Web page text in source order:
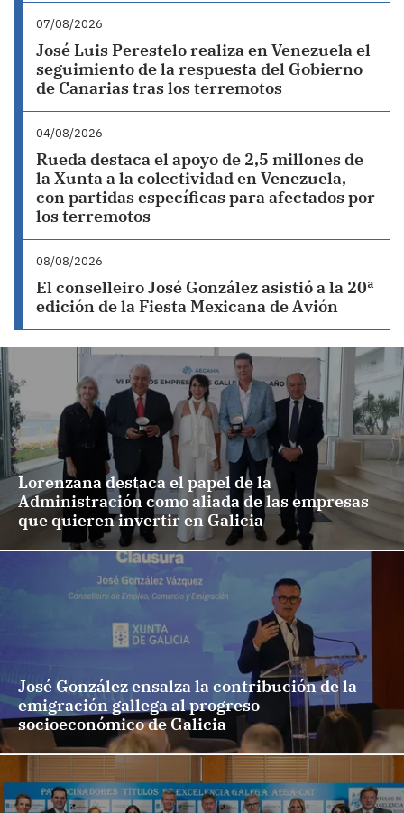
07/08/2026
José Luis Perestelo realiza en Venezuela el
seguimiento de la respuesta del Gobierno
de Canarias tras los terremotos
04/08/2026
Rueda destaca el apoyo de 2,5 millones de
la Xunta a la colectividad en Venezuela,
con partidas específicas para afectados por
los terremotos
08/08/2026
El conselleiro José González asistió a la 20ª
edición de la Fiesta Mexicana de Avión
Lorenzana destaca el papel de la
Administración como aliada de las empresas
que quieren invertir en Galicia
José González ensalza la contribución de la
emigración gallega al progreso
socioeconómico de Galicia